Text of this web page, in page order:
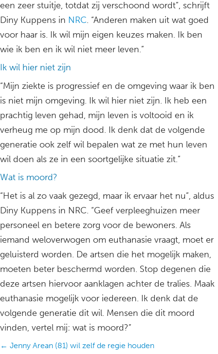
een zeer stuitje, totdat zij verschoond wordt”, schrijft
Diny Kuppens in NRC. “Anderen maken uit wat goed
voor haar is. Ik wil mijn eigen keuzes maken. Ik ben
wie ik ben en ik wil niet meer leven.”
Ik wil hier niet zijn
“Mijn ziekte is progressief en de omgeving waar ik ben
is niet mijn omgeving. Ik wil hier niet zijn. Ik heb een
prachtig leven gehad, mijn leven is voltooid en ik
verheug me op mijn dood. Ik denk dat de volgende
generatie ook zelf wil bepalen wat ze met hun leven
wil doen als ze in een soortgelijke situatie zit.”
Wat is moord?
“Het is al zo vaak gezegd, maar ik ervaar het nu”, aldus
Diny Kuppens in NRC. “Geef verpleeghuizen meer
personeel en betere zorg voor de bewoners. Als
iemand weloverwogen om euthanasie vraagt, moet er
geluisterd worden. De artsen die het mogelijk maken,
moeten beter beschermd worden. Stop degenen die
deze artsen hiervoor aanklagen achter de tralies. Maak
euthanasie mogelijk voor iedereen. Ik denk dat de
volgende generatie dit wil. Mensen die dit moord
vinden, vertel mij: wat is moord?”
Posts
← Jenny Arean (81) wil zelf de regie houden